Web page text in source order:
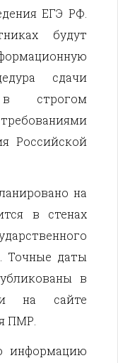
ЕГЭ РФ.
будут
сдачи
строгом
Российской
на
в стенах
Точные даты
в
на сайте
ПМР.
информацию